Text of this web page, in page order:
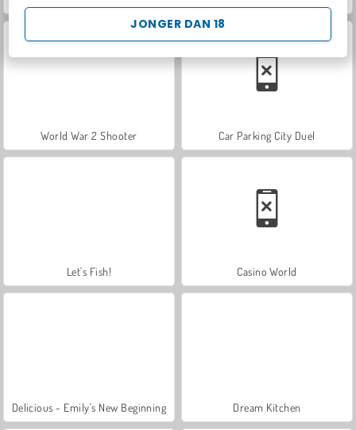
JONGER DAN 18
World War 2 Shooter Car Parking City Duel
Let's Fish! Casino World
Delicious - Emily's New Beginning Dream Kitchen